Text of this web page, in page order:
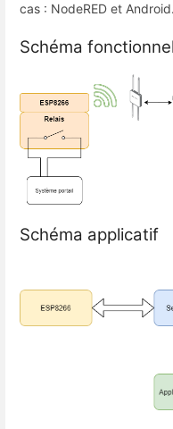
cas : NodeRED et Android.
Schéma fonctionnel
Schéma applicatif